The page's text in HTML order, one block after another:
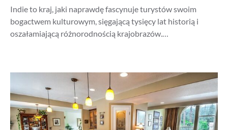
Indie to kraj, jaki naprawdę fascynuje turystów swoim
bogactwem kulturowym, sięgającą tysięcy lat historią i
oszałamiającą różnorodnością krajobrazów.…